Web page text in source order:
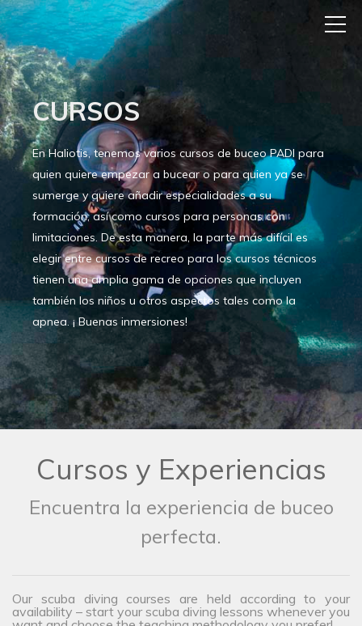
CURSOS
En Haliotis, tenemos varios cursos de buceo PADI para
quien quiere empezar a bucear o para quien ya se
sumerge y quiere añadir especialidades a su
formación, así como cursos para personas con
limitaciones. De esta manera, la parte más difícil es
elegir entre cursos de recreo para los cursos técnicos
tienen una amplia gama de opciones que incluyen
también los niños u otros aspectos tales como la
apnea. ¡ Buenas inmersiones!
Cursos y Experiencias
Encuentra la experiencia de buceo
perfecta.
Our scuba diving courses are held according to your
availability – start your scuba diving lessons whenever you